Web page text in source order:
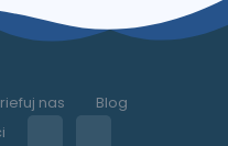
nas
Blog